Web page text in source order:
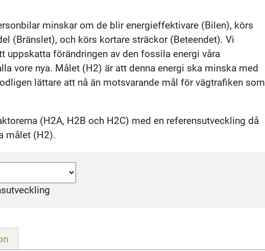
minskar om de blir energieffektivare (Bilen), körs
(Bränslet), och körs kortare sträckor (Beteendet). Vi
uppskatta förändringen av den fossila energi våra
vore nya. Målet (H2) är att denna energi ska minska med
lättare att nå än motsvarande mål för vägtrafiken som
(H2A, H2B och H2C) med en referensutveckling då
målet (H2).